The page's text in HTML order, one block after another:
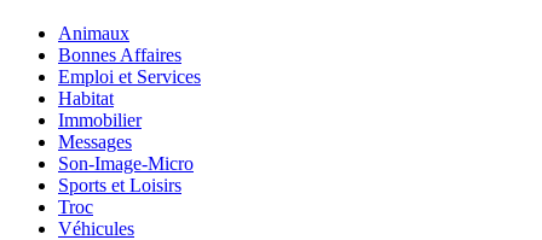
Animaux
Bonnes Affaires
Emploi et Services
Habitat
Immobilier
Messages
Son-Image-Micro
Sports et Loisirs
Troc
Véhicules